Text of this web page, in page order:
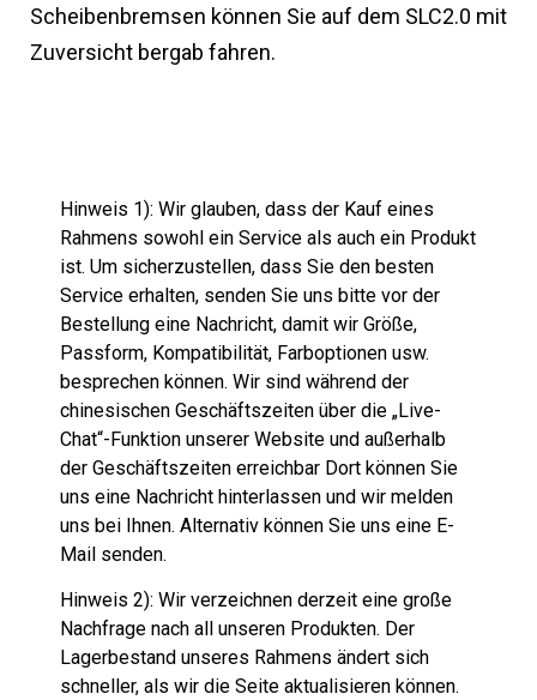
Scheibenbremsen können Sie auf dem SLC2.0 mit
Zuversicht bergab fahren.
Hinweis 1): Wir glauben, dass der Kauf eines
Rahmens sowohl ein Service als auch ein Produkt
ist. Um sicherzustellen, dass Sie den besten
Service erhalten, senden Sie uns bitte vor der
Bestellung eine Nachricht, damit wir Größe,
Passform, Kompatibilität, Farboptionen usw.
besprechen können. Wir sind während der
chinesischen Geschäftszeiten über die „Live-
Chat“-Funktion unserer Website und außerhalb
der Geschäftszeiten erreichbar Dort können Sie
uns eine Nachricht hinterlassen und wir melden
uns bei Ihnen. Alternativ können Sie uns eine E-
Mail senden.
Hinweis 2): Wir verzeichnen derzeit eine große
Nachfrage nach all unseren Produkten. Der
Lagerbestand unseres Rahmens ändert sich
schneller, als wir die Seite aktualisieren können.